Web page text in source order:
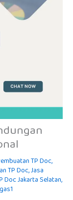
TP Doc,
TP Doc,Jasa
Doc Jakarta Selatan,